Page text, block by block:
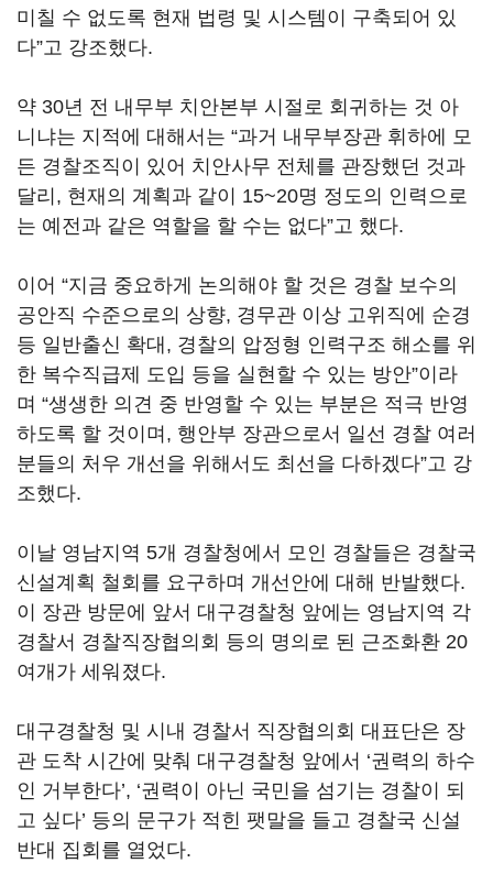
미칠 수 없도록 현재 법령 및 시스템이 구축되어 있
다”고 강조했다.
약 30년 전 내무부 치안본부 시절로 회귀하는 것 아
니냐는 지적에 대해서는 “과거 내무부장관 휘하에 모
든 경찰조직이 있어 치안사무 전체를 관장했던 것과
달리, 현재의 계획과 같이 15~20명 정도의 인력으로
는 예전과 같은 역할을 할 수는 없다”고 했다.
이어 “지금 중요하게 논의해야 할 것은 경찰 보수의
공안직 수준으로의 상향, 경무관 이상 고위직에 순경
등 일반출신 확대, 경찰의 압정형 인력구조 해소를 위
한 복수직급제 도입 등을 실현할 수 있는 방안”이라
며 “생생한 의견 중 반영할 수 있는 부분은 적극 반영
하도록 할 것이며, 행안부 장관으로서 일선 경찰 여러
분들의 처우 개선을 위해서도 최선을 다하겠다”고 강
조했다.
이날 영남지역 5개 경찰청에서 모인 경찰들은 경찰국
신설계획 철회를 요구하며 개선안에 대해 반발했다.
이 장관 방문에 앞서 대구경찰청 앞에는 영남지역 각
경찰서 경찰직장협의회 등의 명의로 된 근조화환 20
여개가 세워졌다.
대구경찰청 및 시내 경찰서 직장협의회 대표단은 장
관 도착 시간에 맞춰 대구경찰청 앞에서 ‘권력의 하수
인 거부한다’, ‘권력이 아닌 국민을 섬기는 경찰이 되
고 싶다’ 등의 문구가 적힌 팻말을 들고 경찰국 신설
반대 집회를 열었다.